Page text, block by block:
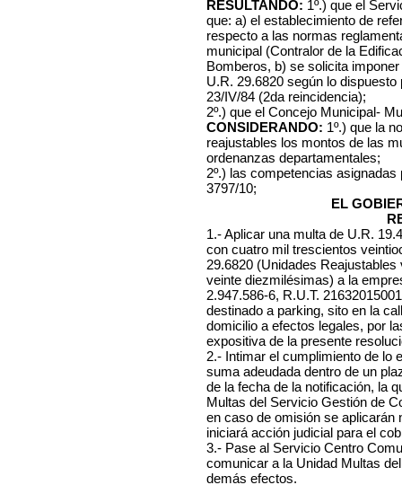
RESULTANDO: 1º.) que el
que: a) el establecimiento de
respecto a las normas
municipal (Contralor de la
Bomberos, b) se solicita
U.R. 29.6820 según lo
23/IV/84 (2da reincidencia);
2º.) que el Concejo Municipal-
CONSIDERANDO: 1º.) que la
reajustables los montos de las
ordenanzas departamentales;
2º.) las competencias
3797/10;
EL
1.- Aplicar una multa de U.R.
con cuatro mil trescientos
29.6820 (Unidades
veinte diezmilésimas) a la
2.947.586-6, R.U.T.
destinado a parking, sito en la
domicilio a efectos legales, por
expositiva de la presente
2.- Intimar el cumplimiento de lo
suma adeudada dentro de un
de la fecha de la notificación, la
Multas del Servicio Gestión de
en caso de omisión se
iniciará acción judicial para el
3.- Pase al Servicio Centro
comunicar a la Unidad Multas
demás efectos.